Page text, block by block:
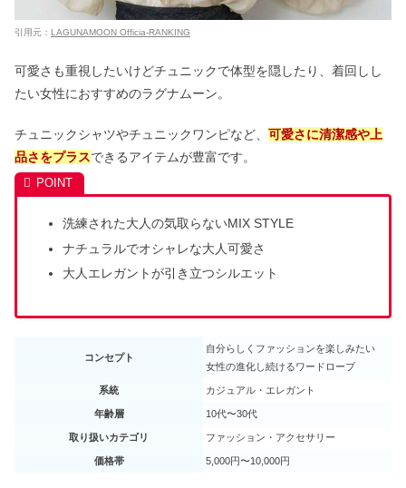
引用元： LAGUNAMOON Officia-RANKING
可愛さも重視したいけどチュニックで体型を隠したり、着回しし
たい女性におすすめのラグナムーン。
チュニックシャツやチュニックワンピなど、 可愛さに清潔感や上
品さをプラスできるアイテムが豊富です。
洗練された大人の気取らないMIX STYLE
ナチュラルでオシャレな大人可愛さ
大人エレガントが引き立つシルエット
コンセプト
自分らしくファッションを楽しみたい
女性の進化し続けるワードローブ
系統 カジュアル・エレガント
年齢層 10代〜30代
取り扱いカテゴリ ファッション・アクセサリー
価格帯 5,000円〜10,000円